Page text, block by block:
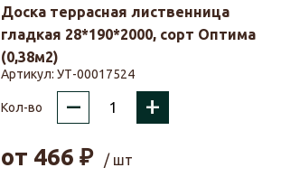
Доска террасная лиственница
гладкая 28*190*2000, сорт Оптима
(0,38м2)
Артикул:УТ-00017524
Кол-во – +
от 466 ₽
/ шт